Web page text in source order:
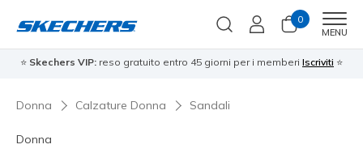
0
MENU
⭐ Skechers VIP: reso gratuito entro 45 giorni per i memberi Iscriviti ⭐
Donna Calzature Donna Sandali
Donna